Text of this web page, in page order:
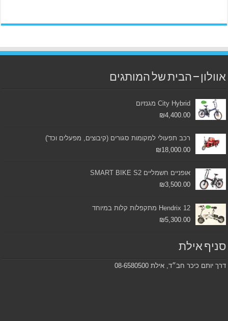
אוולון – הבית של המותגים
City Hybrid מגנזיום
₪4,400.00
רכב תפעולי למקומות סגורים (קיבוצים, מפעלים וכד')
₪18,000.00
אופניים חשמליים SMART BIKE S2
₪3,500.00
Hendrix 12 מתקפלות קלות במיוחד
₪5,300.00
סניף אילת
דרך יותם כיכר חב״ד, אילת 08-6580500